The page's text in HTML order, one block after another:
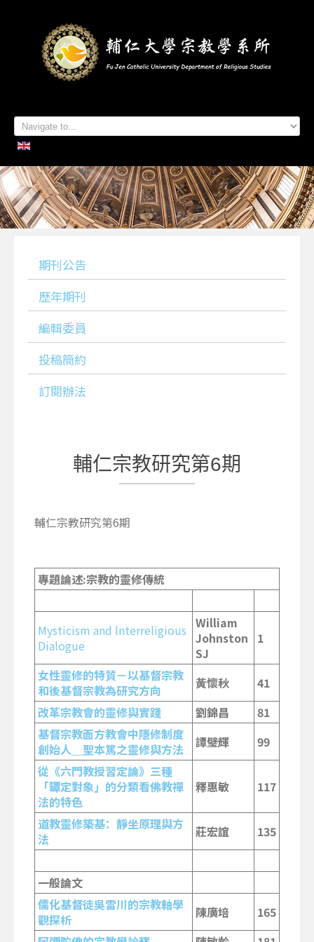
首頁
系所簡介
本系成員
學生專區
招生資訊
各項活動
研究及出版
系所友專區
聯絡我們
期刊公告
歷年期刊
編輯委員
投稿簡約
訂閱辦法
輔仁宗教研究第6期
輔仁宗教研究第6期
專題論述:宗教的靈修傳統
Mysticism and lnterreligious
Dialogue
William
Johnston
SJ
1
女性靈修的特質－以基督宗教
和後基督宗教為研究方向
黃懷秋
41
改革宗教會的靈修與實踐
劉錦昌
81
基督宗教面方教會中隱修制度
創始人＿聖本篤之靈修與方法
譚璧輝
99
從《六門教授習定論》三種
「罈定對象」的分類看佛教禪
法的特色
釋惠敏 117
道教靈修築基：靜坐原理與方
法
莊宏誼 135
一般論文
儒化基督徒吳雷川的宗教軸學
觀探析
陳廣培
165